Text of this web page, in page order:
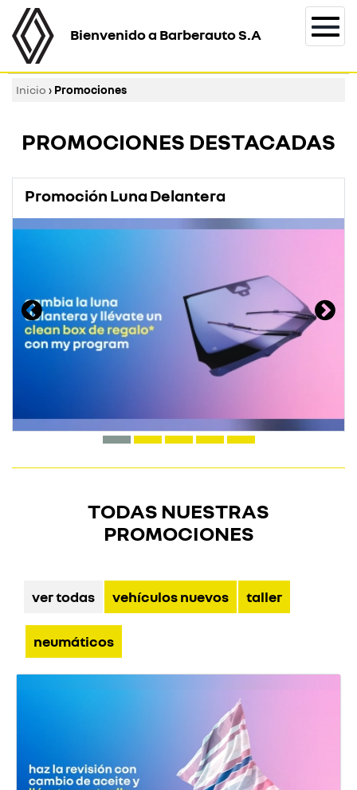
Bienvenido a Barberauto S.A
Inicio › Promociones
PROMOCIONES DESTACADAS
Promoción Luna Delantera
TODAS NUESTRAS
PROMOCIONES
ver todas vehículos nuevos taller
neumáticos